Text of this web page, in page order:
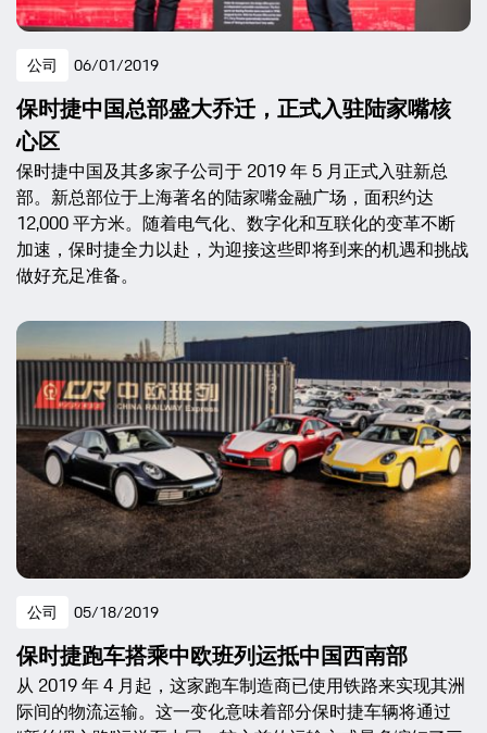
公司 06/01/2019
保时捷中国总部盛大乔迁，正式入驻陆家嘴核
心区
保时捷中国及其多家子公司于 2019 年 5 月正式入驻新总
部。新总部位于上海著名的陆家嘴金融广场，面积约达
12,000 平方米。随着电气化、数字化和互联化的变革不断
加速，保时捷全力以赴，为迎接这些即将到来的机遇和挑战
做好充足准备。
公司 05/18/2019
保时捷跑车搭乘中欧班列运抵中国西南部
从 2019 年 4 月起，这家跑车制造商已使用铁路来实现其洲
际间的物流运输。这一变化意味着部分保时捷车辆将通过